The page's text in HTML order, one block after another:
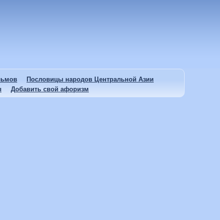
Пословицы народов Центральной Азии
Добавить свой афоризм